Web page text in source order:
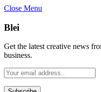
Close Menu
Blei
Get the latest creative news
business.